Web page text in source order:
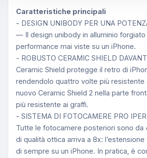
Caratteristiche principali
- DESIGN UNIBODY PER UNA
— Il design unibody in alluminio
performance mai viste su un iPhone.
- ROBUSTO CERAMIC SHIELD
Ceramic Shield protegge il retro di
rendendolo quattro volte più resistente
nuovo Ceramic Shield 2 nella parte
più resistente ai graffi.
- SISTEMA DI FOTOCAMERE PRO
Tutte le fotocamere posteriori sono da
di qualità ottica arriva a 8x:
di sempre su un iPhone. In pratica, è